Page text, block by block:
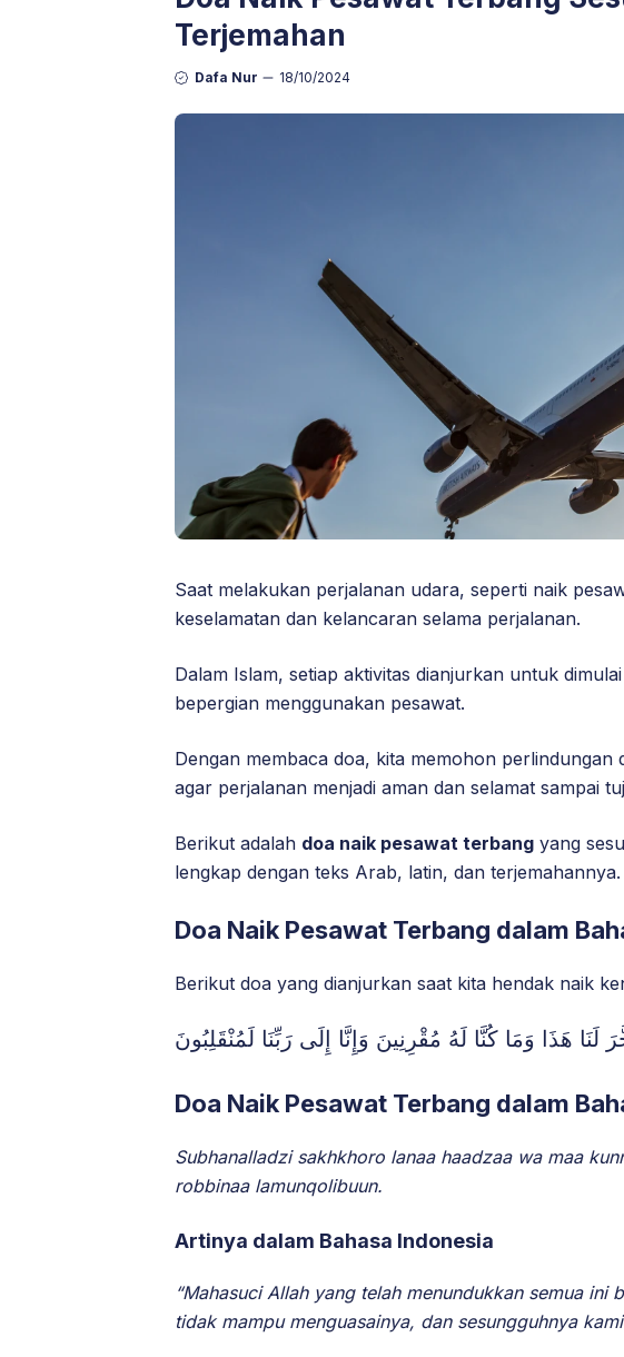
Terjemahan
Dafa Nur 18/10/2024
Saat melakukan perjalanan udara, seperti naik
keselamatan dan kelancaran selama perjalanan.
Dalam Islam, setiap aktivitas dianjurkan untuk
bepergian menggunakan pesawat.
Dengan membaca doa, kita memohon
agar perjalanan menjadi aman dan selamat sampai
Berikut adalah doa naik pesawat terbang yang
lengkap dengan teks Arab, latin, dan terjemahannya.
Doa Naik Pesawat Terbang dalam
Berikut doa yang dianjurkan saat kita hendak naik
هَذَا وَمَا كُنَّا لَهُ مُقْرِنِينَ وَإِنَّا إِلَى رَبِّنَا لَمُنْقَلِبُونَ
Doa Naik Pesawat Terbang dalam
Subhanalladzi sakhkhoro lanaa haadzaa wa maa
robbinaa lamunqolibuun.
Artinya dalam Bahasa Indonesia
“Mahasuci Allah yang telah menundukkan semua ini
tidak mampu menguasainya, dan sesungguhnya